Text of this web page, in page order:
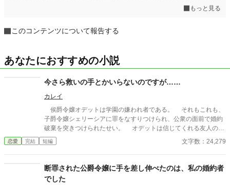
もっと見る
このコンテンツについて報告する
あなたにおすすめの小説
今さら救いの手とかいらないのですが……
カレイ
侯爵令嬢オデットは学園の嫌われ者である。 それもこれも、
子爵令嬢シェリーシアに罪をなすりつけられ、公衆の面前で婚約
破棄を突きつけられたせい。 オデットは信じてくれる友人のお
陰で、揶揄されながらもそれなりに楽しい生活を送っていた
が…… 「そろそろ許してあげても良いですっ」 「あ、結構です」
金輪際関わってこないで下さいと付け加えて。 ※全19話の短編
です。
恋愛 完結 短編 文字数：24,279
断罪された公爵令嬢に手を差し伸べたのは、私の婚約者
でした